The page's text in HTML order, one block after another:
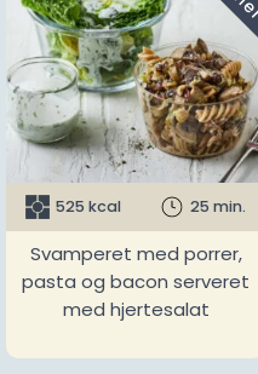
525 kcal 25 min.
Svamperet med porrer,
pasta og bacon serveret
med hjertesalat